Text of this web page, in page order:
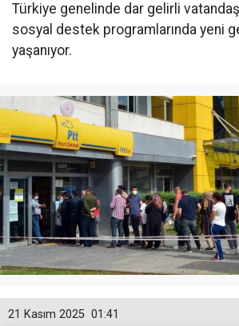
Türkiye genelinde dar gelirli
sosyal destek programlarında yeni
yaşanıyor.
01:41
21 Kasım 2025